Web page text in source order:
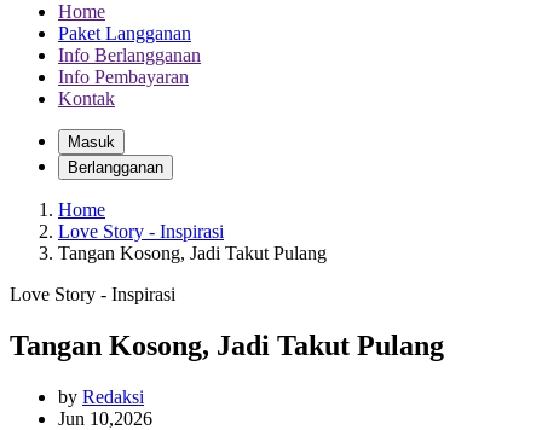
Home
Paket Langganan
Info Berlangganan
Info Pembayaran
Kontak
Masuk
Berlangganan
Home
Love Story - Inspirasi
Tangan Kosong, Jadi Takut Pulang
Love Story - Inspirasi
Tangan Kosong, Jadi Takut Pulang
by Redaksi
Jun 10,2026